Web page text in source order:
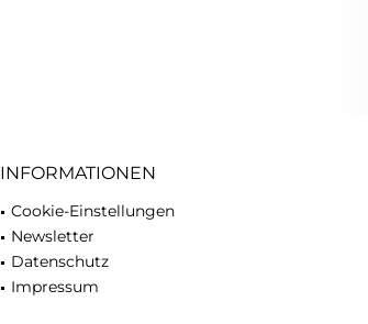
INFORMATIONEN
Cookie-Einstellungen
Newsletter
Datenschutz
Impressum